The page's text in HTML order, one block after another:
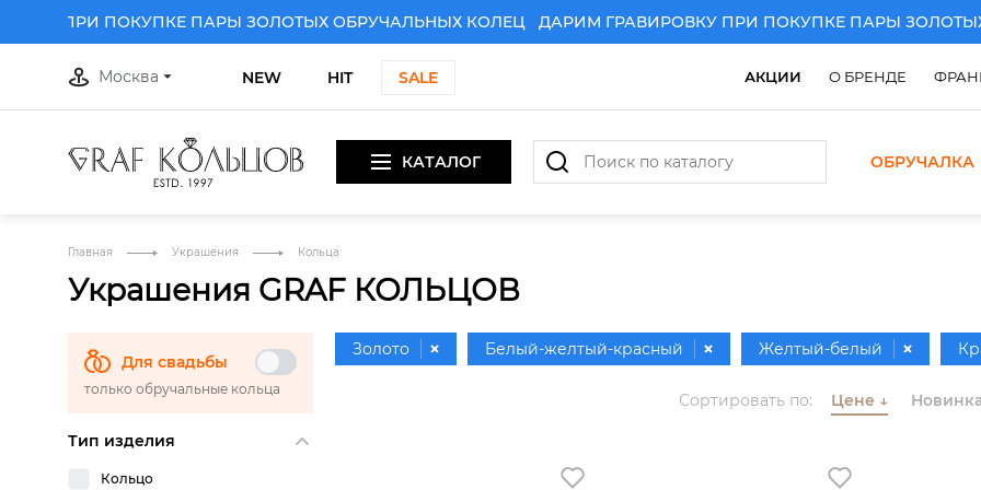
ПРИ ПОКУПКЕ ПАРЫ ЗОЛОТЫХ ОБРУЧАЛЬНЫХ КОЛЕЦ ДАРИМ ГРАВИРОВКУ ПРИ ПОКУПКЕ ПАРЫ ЗОЛОТЫХ
Москва NEW HIT SALE АКЦИИ О БРЕНДЕ
КАТАЛОГ ОБРУЧАЛКА
Главная Украшения Кольца
Украшения GRAF КОЛЬЦОВ
Для свадьбы
только обручальные кольца
Тип изделия
Кольцо
Золото Белый-желтый-красный Желтый-белый
Желтое золото Красное
Сортировать по: Цене ↓